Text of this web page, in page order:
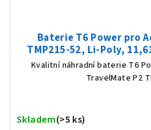
Baterie T6 Power pro
TMP215-52, Li-Poly,
Wh),
Kvalitní náhradní baterie T6
TravelMate P2
Skladem(>5 ks)